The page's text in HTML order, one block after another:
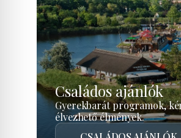
Családos ajánlók
Gyerekbarát programok,
élvezhető élmények.